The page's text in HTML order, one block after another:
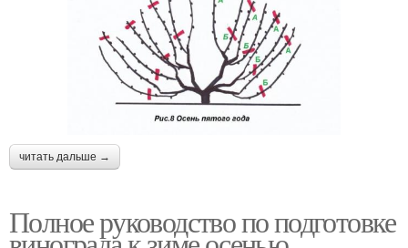
читать дальше →
Полное руководство по подготовке